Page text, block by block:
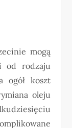
mogą
od rodzaju
ogół koszt
oleju